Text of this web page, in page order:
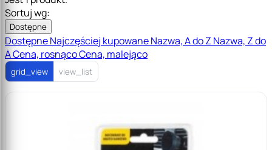
Sortuj wg:
Dostępne
DostępneNajczęściej kupowaneNazwa, A do Z Nazwa, Z do
ACena, rosnącoCena, malejąco
grid_view view_list